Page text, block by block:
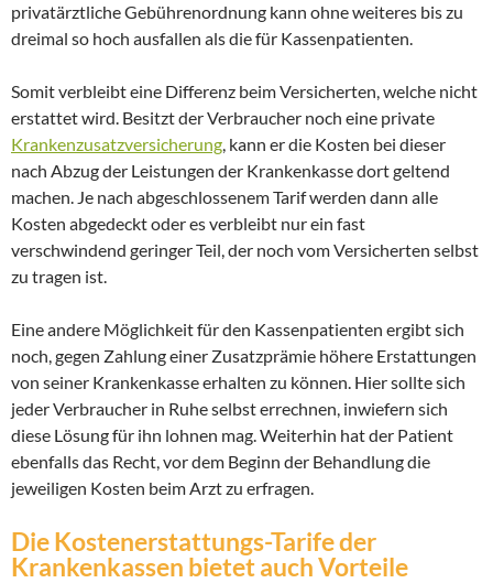
privatärztliche Gebührenordnung kann ohne weiteres bis zu
dreimal so hoch ausfallen als die für Kassenpatienten.
Somit verbleibt eine Differenz beim Versicherten, welche nicht
erstattet wird. Besitzt der Verbraucher noch eine private
Krankenzusatzversicherung, kann er die Kosten bei dieser
nach Abzug der Leistungen der Krankenkasse dort geltend
machen. Je nach abgeschlossenem Tarif werden dann alle
Kosten abgedeckt oder es verbleibt nur ein fast
verschwindend geringer Teil, der noch vom Versicherten selbst
zu tragen ist.
Eine andere Möglichkeit für den Kassenpatienten ergibt sich
noch, gegen Zahlung einer Zusatzprämie höhere Erstattungen
von seiner Krankenkasse erhalten zu können. Hier sollte sich
jeder Verbraucher in Ruhe selbst errechnen, inwiefern sich
diese Lösung für ihn lohnen mag. Weiterhin hat der Patient
ebenfalls das Recht, vor dem Beginn der Behandlung die
jeweiligen Kosten beim Arzt zu erfragen.
Die Kostenerstattungs-Tarife der
Krankenkassen bietet auch Vorteile